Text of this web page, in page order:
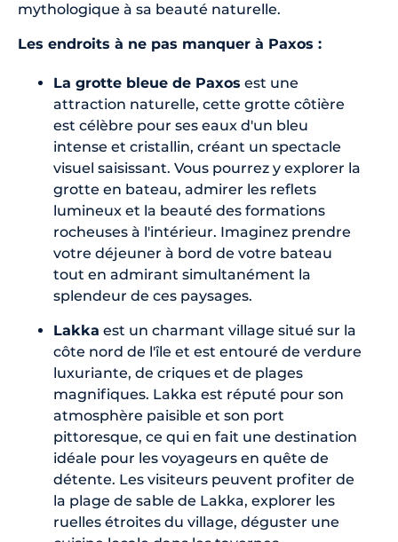
mythologique à sa beauté naturelle.
Les endroits à ne pas manquer à Paxos :
La grotte bleue de Paxos est une
attraction naturelle, cette grotte côtière
est célèbre pour ses eaux d'un bleu
intense et cristallin, créant un spectacle
visuel saisissant. Vous pourrez y explorer la
grotte en bateau, admirer les reflets
lumineux et la beauté des formations
rocheuses à l'intérieur. Imaginez prendre
votre déjeuner à bord de votre bateau
tout en admirant simultanément la
splendeur de ces paysages.
Lakka est un charmant village situé sur la
côte nord de l'île et est entouré de verdure
luxuriante, de criques et de plages
magnifiques. Lakka est réputé pour son
atmosphère paisible et son port
pittoresque, ce qui en fait une destination
idéale pour les voyageurs en quête de
détente. Les visiteurs peuvent profiter de
la plage de sable de Lakka, explorer les
ruelles étroites du village, déguster une